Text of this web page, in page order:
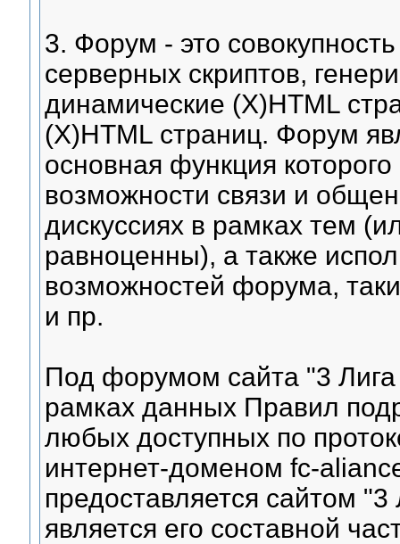
3. Форум - это
серверных скриптов,
динамические (X)HTML
(X)HTML страниц. Форум
основная функция
возможности связи и
дискуссиях в рамках тем
равноценны), а также
возможностей форума,
и пр.
Под форумом сайта "3
рамках данных Правил
любых доступных по
интернет-доменом fc-
предоставляется сайтом "3
является его составной